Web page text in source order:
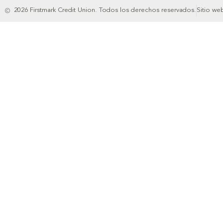
2026 Firstmark Credit Union. Todos los derechos reservados. Sitio